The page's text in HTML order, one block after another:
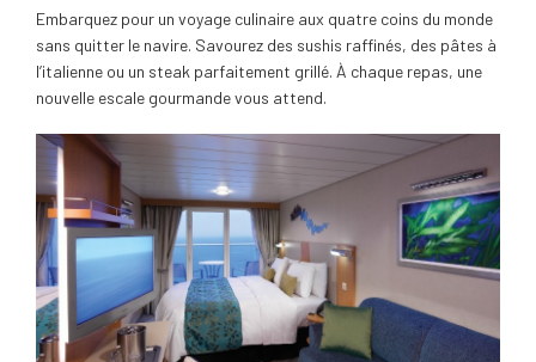
Embarquez pour un voyage culinaire aux quatre coins du monde
sans quitter le navire. Savourez des sushis raffinés, des pâtes à
l’italienne ou un steak parfaitement grillé. À chaque repas, une
nouvelle escale gourmande vous attend.